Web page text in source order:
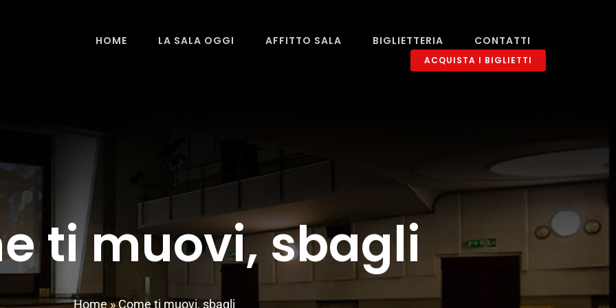
HOME LA SALA OGGI AFFITTO SALA BIGLIETTERIA CONTATTI
ACQUISTA I BIGLIETTI
ti muovi, sbagli
Home»Come ti muovi, sbagli